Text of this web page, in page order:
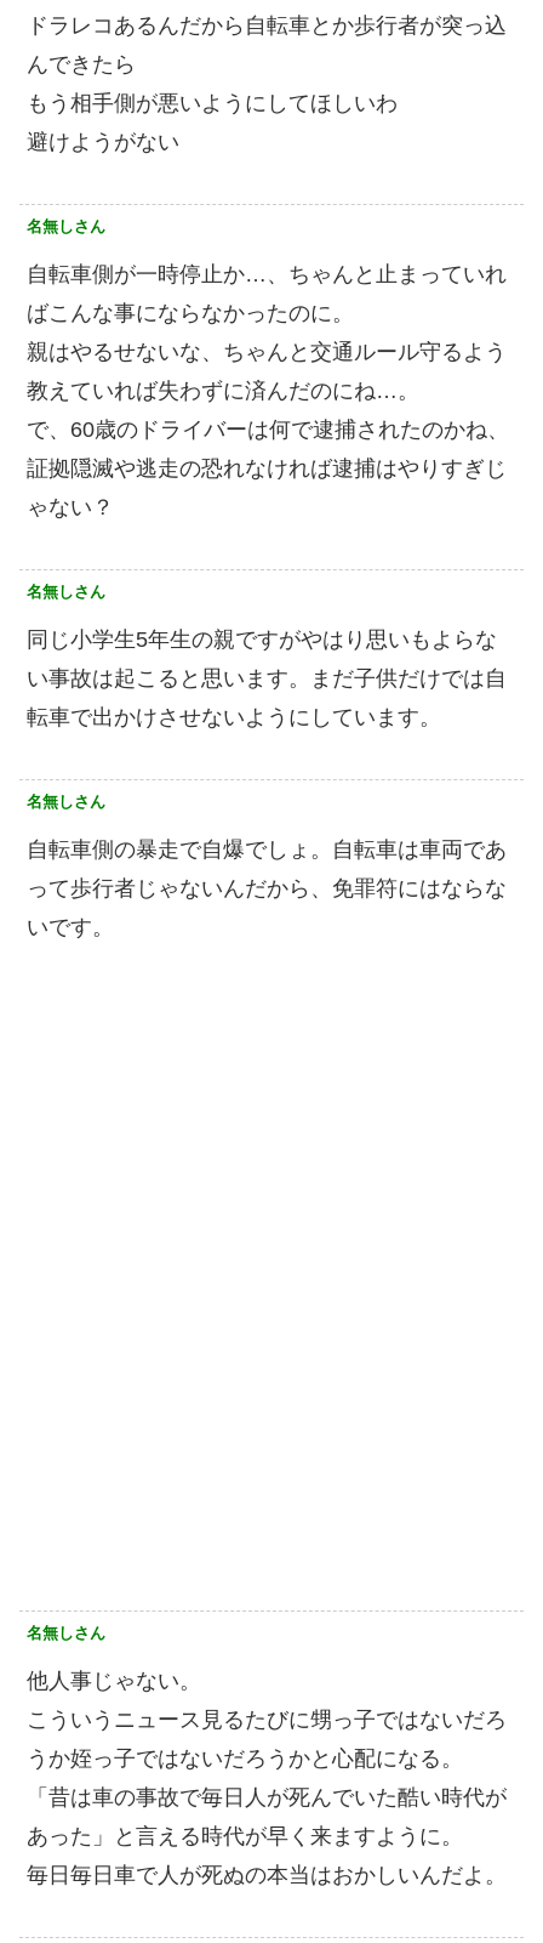
ドラレコあるんだから自転車とか歩行者が突っ込
んできたら
もう相手側が悪いようにしてほしいわ
避けようがない
名無しさん
自転車側が一時停止か…、ちゃんと止まっていれ
ばこんな事にならなかったのに。
親はやるせないな、ちゃんと交通ルール守るよう
教えていれば失わずに済んだのにね…。
で、60歳のドライバーは何で逮捕されたのかね、
証拠隠滅や逃走の恐れなければ逮捕はやりすぎじ
ゃない？
名無しさん
同じ小学生5年生の親ですがやはり思いもよらな
い事故は起こると思います。まだ子供だけでは自
転車で出かけさせないようにしています。
名無しさん
自転車側の暴走で自爆でしょ。自転車は車両であ
って歩行者じゃないんだから、免罪符にはならな
いです。
名無しさん
他人事じゃない。
こういうニュース見るたびに甥っ子ではないだろ
うか姪っ子ではないだろうかと心配になる。
「昔は車の事故で毎日人が死んでいた酷い時代が
あった」と言える時代が早く来ますように。
毎日毎日車で人が死ぬの本当はおかしいんだよ。